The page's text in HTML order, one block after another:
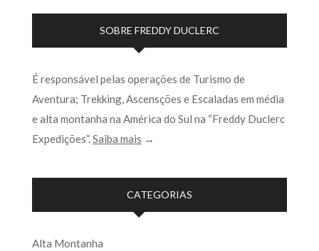
SOBRE FREDDY DUCLERC
É responsável pelas operações de Turismo de
Aventura; Trekking, Ascensções e Escaladas em média
e alta montanha na América do Sul na “Freddy Duclerc
Expedições”.Saiba mais →
CATEGORIAS
Alta Montanha